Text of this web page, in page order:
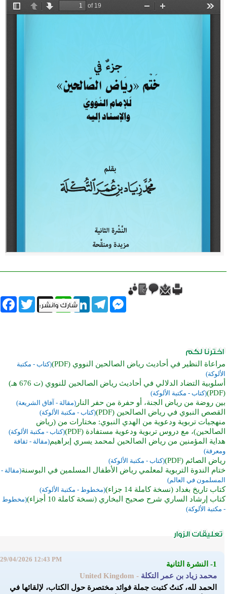
Twitter X
WhatsAppLinkedInTelegram
Messenger
مراعاة النظير في أحاديث رياض الصالحين النووي (PDF)
(كتاب - مكتبة
الألوكة)
أسلوبية التضاد الدلالي في أحاديث رياض الصالحين للنووي (ت 676 هـ)
(PDF)
(كتاب - مكتبة الألوكة)
بين روضة من رياض الجنة، أو حفرة من حفر النار (مقالة - آفاق الشريعة)
القصص النبوي في رياض الصالحين (PDF) (كتاب - مكتبة الألوكة)
منهجيات تربوية ودعوية من الهدي النبوي: مختارات من (رياض
الصالحين)، مع دروس تربوية ودعوية مستفادة (PDF)
(كتاب - مكتبة الألوكة)
هداية المؤمنين من رياض الصالحين لمحمد يسري إبراهيم(مقالة - ثقافة
ومعرفة)
رياض الصائم (PDF) (كتاب - مكتبة الألوكة)
ختام الندوة التربوية لمعلمي رياض الأطفال المسلمين في البوسنة(مقالة -
المسلمون في العالم)
كتاب تاريخ بغداد (نسخة كاملة 14 جزاء) (مخطوط - مكتبة الألوكة)
كتاب إرشاد الساري شرح صحيح البخاري (نسخة كاملة 10 أجزاء)
(مخطوط
- مكتبة الألوكة)
1- النشرة الثانية
محمد زياد بن عمر التكلة - United Kingdom
29/04/2026 12:43 PM
الحمد لله، كنتُ كتبت جملة فوائد مختصرة حول الكتاب، لإلقائها في